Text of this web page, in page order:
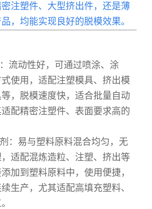
注塑件、大型挤出件，还是薄
，均能实现良好的脱模效果。
流动性好，可通过喷涂、涂
使用，适配注塑模具、挤出模
，脱模速度快，适合批量自动
配精密注塑件、表面要求高的
：易与塑料原料混合均匀，无
适配混炼造粒、注塑、挤出等
加到塑料原料中，使用便捷，
生产，尤其适配高填充塑料、